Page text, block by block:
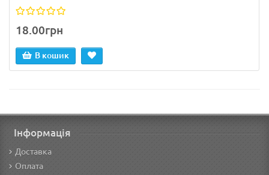
18.00грн
В кошик
Інформація
Доставка
Оплата